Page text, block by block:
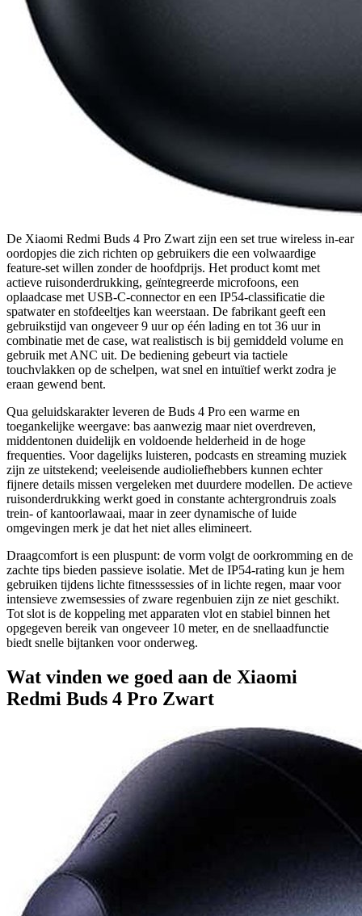
De Xiaomi Redmi Buds 4 Pro Zwart zijn een set true wireless in-ear
oordopjes die zich richten op gebruikers die een volwaardige
feature-set willen zonder de hoofdprijs. Het product komt met
actieve ruisonderdrukking, geïntegreerde microfoons, een
oplaadcase met USB-C-connector en een IP54-classificatie die
spatwater en stofdeeltjes kan weerstaan. De fabrikant geeft een
gebruikstijd van ongeveer 9 uur op één lading en tot 36 uur in
combinatie met de case, wat realistisch is bij gemiddeld volume en
gebruik met ANC uit. De bediening gebeurt via tactiele
touchvlakken op de schelpen, wat snel en intuïtief werkt zodra je
eraan gewend bent.
Qua geluidskarakter leveren de Buds 4 Pro een warme en
toegankelijke weergave: bas aanwezig maar niet overdreven,
middentonen duidelijk en voldoende helderheid in de hoge
frequenties. Voor dagelijks luisteren, podcasts en streaming muziek
zijn ze uitstekend; veeleisende audioliefhebbers kunnen echter
fijnere details missen vergeleken met duurdere modellen. De actieve
ruisonderdrukking werkt goed in constante achtergrondruis zoals
trein- of kantoorlawaai, maar in zeer dynamische of luide
omgevingen merk je dat het niet alles elimineert.
Draagcomfort is een pluspunt: de vorm volgt de oorkromming en de
zachte tips bieden passieve isolatie. Met de IP54-rating kun je hem
gebruiken tijdens lichte fitnesssessies of in lichte regen, maar voor
intensieve zwemsessies of zware regenbuien zijn ze niet geschikt.
Tot slot is de koppeling met apparaten vlot en stabiel binnen het
opgegeven bereik van ongeveer 10 meter, en de snellaadfunctie
biedt snelle bijtanken voor onderweg.
Wat vinden we goed aan de Xiaomi
Redmi Buds 4 Pro Zwart